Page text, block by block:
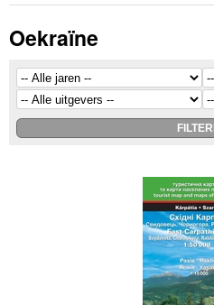
Oekraïne